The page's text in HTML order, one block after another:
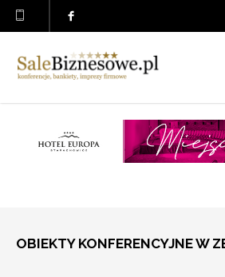
OBIEKTY KONFERENCYJNE W